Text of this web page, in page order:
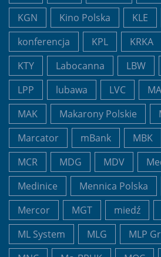
KGN Kino Polska KLE
konferencja
KPL KRKA
KTY
Labocanna LBW
LPP
lubawa LVC
MAK
Makarony Polskie
Marcator
mBank MBK
MCR
MDG MDV
Medinice
Mennica Polska
Mercor
MGT miedź
ML System
MLG MLP